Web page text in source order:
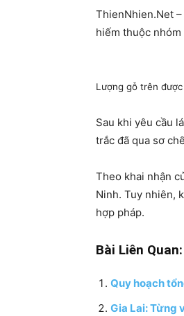
ThienNhien.Net
hiếm thuộc
Lượng gỗ trên
Sau khi yêu cầu
trắc đã qua sơ
Theo khai nhận
Ninh. Tuy nhiên,
hợp pháp.
Bài Liên Quan:
Quy hoạch
Gia Lai: Từng